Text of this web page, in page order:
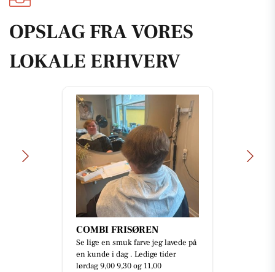
OPSLAG FRA VORES
LOKALE ERHVERV
COMBI FRISØREN
Se lige en smuk farve jeg lavede på
en kunde i dag . Ledige tider
lørdag 9,00 9,30 og 11,00